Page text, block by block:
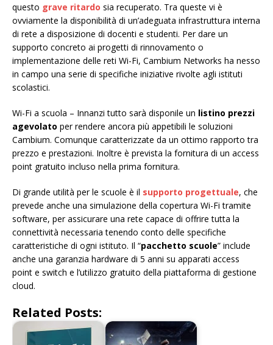
questo grave ritardo sia recuperato. Tra queste vi è
ovviamente la disponibilità di un’adeguata infrastruttura interna
di rete a disposizione di docenti e studenti. Per dare un
supporto concreto ai progetti di rinnovamento o
implementazione delle reti Wi-Fi, Cambium Networks ha nesso
in campo una serie di specifiche iniziative rivolte agli istituti
scolastici.
Wi-Fi a scuola – Innanzi tutto sarà disponile un listino prezzi
agevolato per rendere ancora più appetibili le soluzioni
Cambium. Comunque caratterizzate da un ottimo rapporto tra
prezzo e prestazioni. Inoltre è prevista la fornitura di un access
point gratuito incluso nella prima fornitura.
Di grande utilità per le scuole è il supporto progettuale, che
prevede anche una simulazione della copertura Wi-Fi tramite
software, per assicurare una rete capace di offrire tutta la
connettività necessaria tenendo conto delle specifiche
caratteristiche di ogni istituto. Il “pacchetto scuole” include
anche una garanzia hardware di 5 anni su apparati access
point e switch e l’utilizzo gratuito della piattaforma di gestione
cloud.
Related Posts: